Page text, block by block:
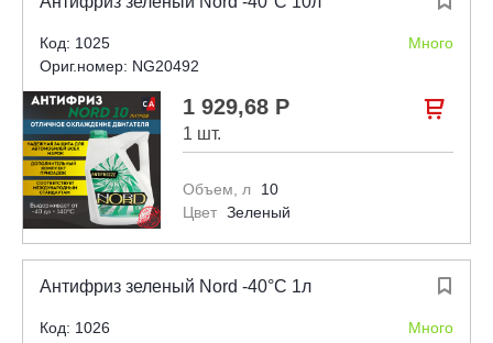
Код: 1025
Много
Ориг.номер: NG20492
1 929,68 Р
1 шт.

Объем, л
10
Цвет Зеленый

Антифриз зеленый Nord -40°С 1л
Код: 1026
Много